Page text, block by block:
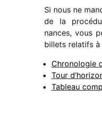
Si nous ne
de la
nances, vous
billets rela­tifs
Chronologie
Tour
Tableau